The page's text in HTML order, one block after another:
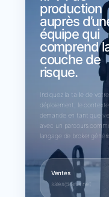
production
auprès
équipe qui
comprend
couche de
risque.
Indiquez la taille de
déploiement, le
demande en tant que
avec un parcours
langage de broker
Ventes
sales@larus.net